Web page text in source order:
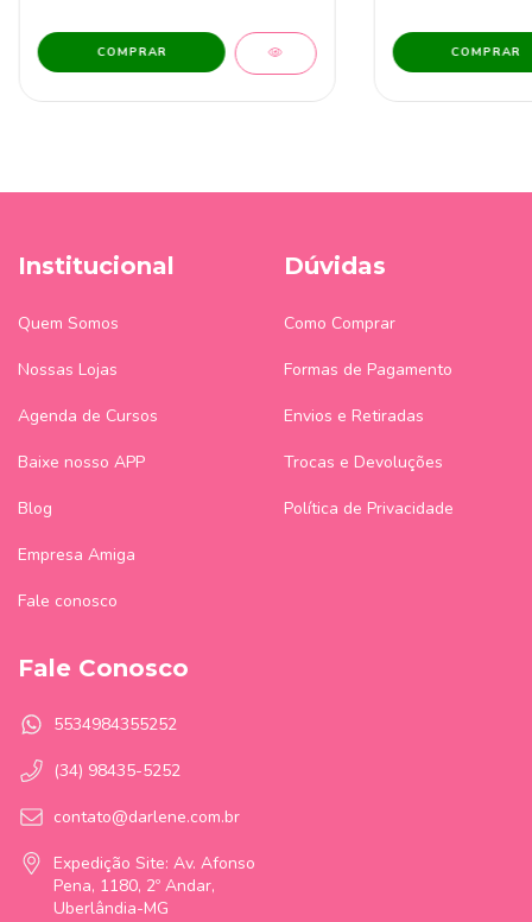
Institucional
Quem Somos
Nossas Lojas
Agenda de Cursos
Baixe nosso APP
Blog
Empresa Amiga
Fale conosco
Dúvidas
Como Comprar
Formas de Pagamento
Envios e Retiradas
Trocas e Devoluções
Política de Privacidade
Fale Conosco
5534984355252
(34) 98435-5252
contato@darlene.com.br
Expedição Site: Av. Afonso
Pena, 1180, 2º Andar,
Uberlândia-MG